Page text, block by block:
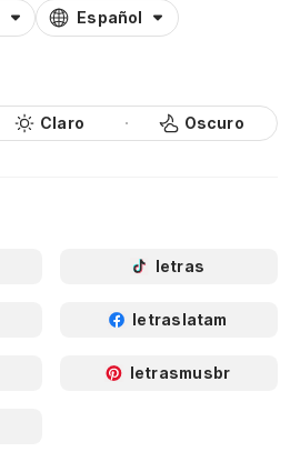
Español
Claro Oscuro
letras
letraslatam
letrasmusbr